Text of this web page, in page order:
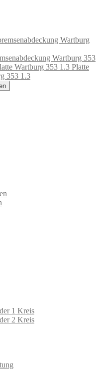
Wartburg 353
Platte
353 1.3
1 Kreis
2 Kreis